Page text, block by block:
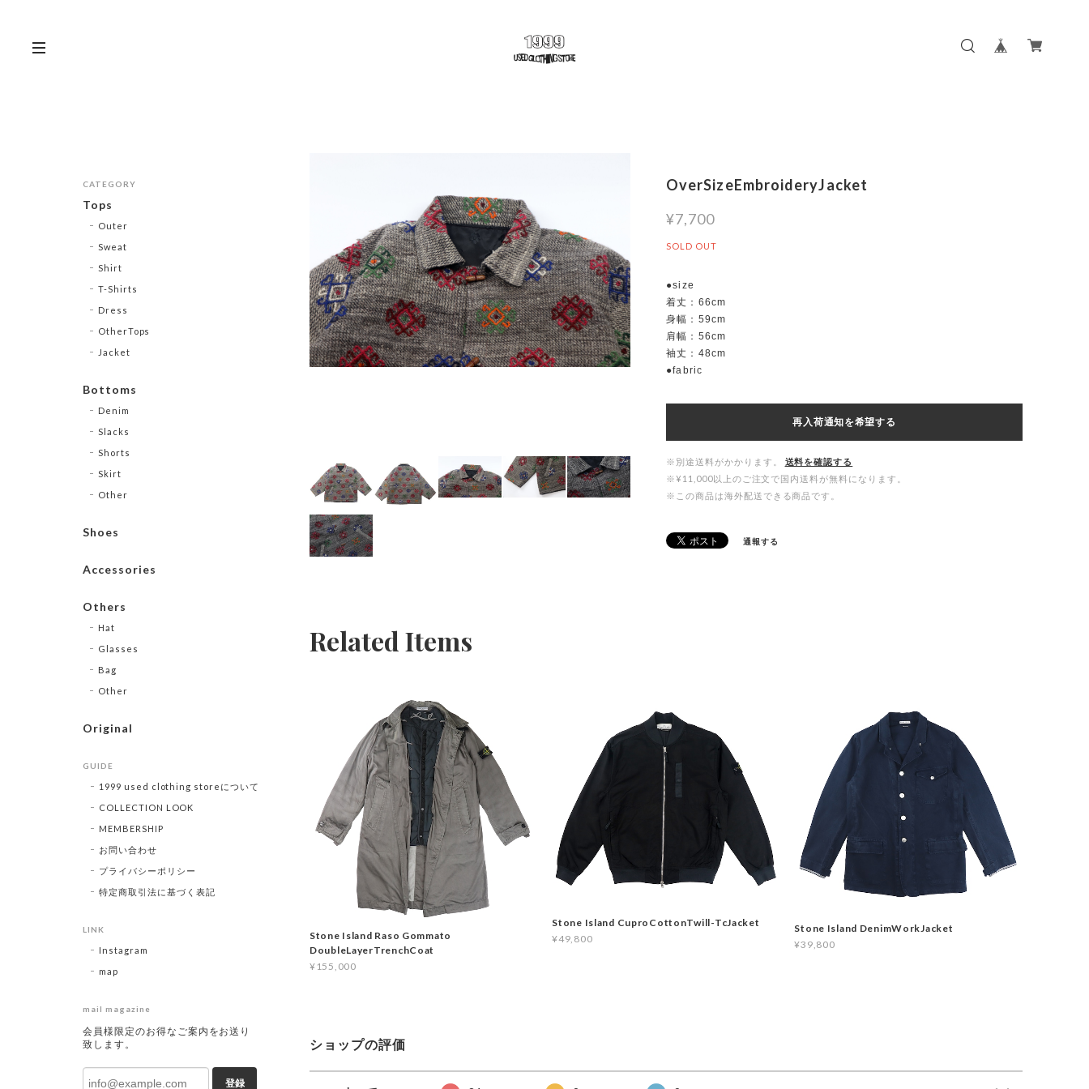
OverSizeEmbroideryJacket
¥7,700
SOLD OUT
●size
着丈：66cm
身幅：59cm
肩幅：56cm
袖丈：48cm
●fabric
再入荷通知を希望する
※別途送料がかかります。
送料を確認する
※¥11,000以上のご注文で国内送料が無料になります。
※この商品は海外配送できる商品です。
通報する
Related Items
Stone Island Raso Gommato
DoubleLayerTrenchCoat
¥155,000
Stone Island CuproCottonTwill-TcJacket
¥49,800
Stone Island DenimWorkJacket
¥39,800
ショップの評価
CATEGORY
Tops
Outer
Sweat
Shirt
T-Shirts
Dress
OtherTops
Jacket
Bottoms
Denim
Slacks
Shorts
Skirt
Other
Shoes
Accessories
Others
Hat
Glasses
Bag
Other
Original
GUIDE
1999 used clothing storeについて
COLLECTION LOOK
MEMBERSHIP
お問い合わせ
プライバシーポリシー
特定商取引法に基づく表記
LINK
Instagram
map
mail magazine
会員様限定のお得なご案内をお送り
致します。
登録